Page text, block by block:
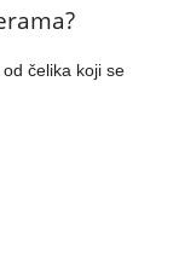
čelika koji se